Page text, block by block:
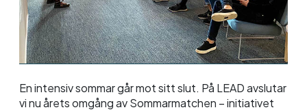
En intensiv sommar går mot sitt slut. På LEAD avslutar
vi nu årets omgång av Sommarmatchen – initiativet